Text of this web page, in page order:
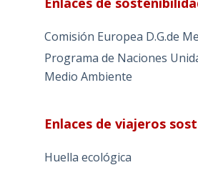
Comisión Europea D.G.de
Programa de Naciones
Medio Ambiente
Enlaces de viajeros
Huella ecológica